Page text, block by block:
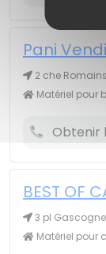
Pani
2 che
Matériel pour
Obtenir
BEST OF
3 pl
Matériel pour